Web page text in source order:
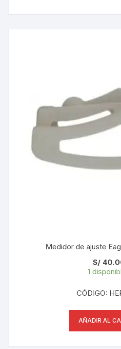
Medidor de ajuste
S/
1
CÓDIGO:
AÑADIR AL